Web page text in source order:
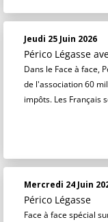
Jeudi 25 Juin 2026
Périco Légasse
Dans le Face à face,
de l'association 60
impôts. Les Français
Mercredi 24 Juin
Périco Légasse
Face à face spécial